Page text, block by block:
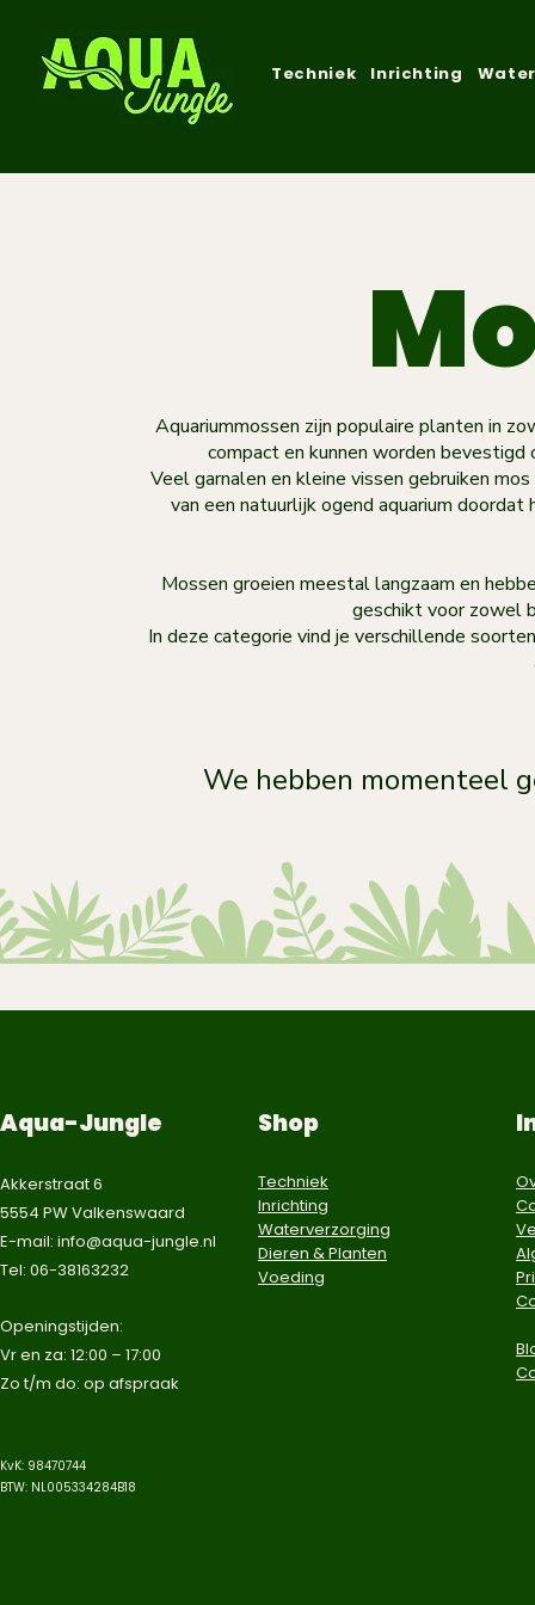
Techniek Inrichting
We hebben momenteel
Aquariummossen zijn populaire planten in
compact en kunnen worden bevestigd
Veel garnalen en kleine vissen gebruiken
van een natuurlijk ogend aquarium
Mossen groeien meestal langzaam en
geschikt voor zowel
In deze categorie vind je verschillende
Aqua-Jungle
Akkerstraat 6
5554 PW Valkenswaard
E-mail: info@aqua-jungle.nl
Tel: 06-38163232
​Openingstijden:
Vr en za: 12:00 – 17:00
Zo t/m do: op afspraak​
KvK: 98470744
BTW: NL005334284B18
Shop
Techniek
Inrichting
Waterverzorging
Dieren & Planten
Voeding